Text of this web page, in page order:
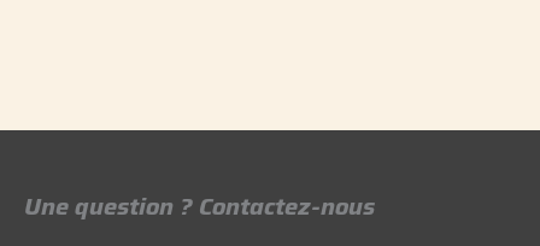
Une question ? Contactez-nous